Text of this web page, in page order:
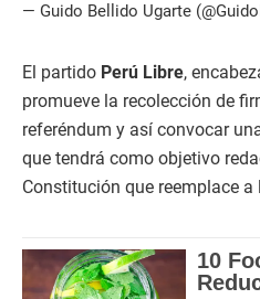
— Guido Bellido Ugarte
El partido Perú Libre,
promueve la recolección de
referéndum y así convocar
que tendrá como objetivo
Constitución que reemplace a